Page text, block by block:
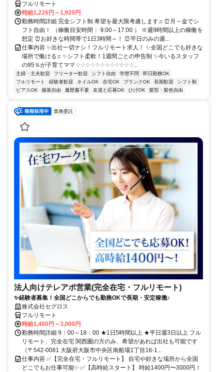
フルリモート
時給1,226円～1,920円
勤務時間詳細 完全シフト制 希望を最大限考慮します♫ ⏰月～金でシ
フト自由！ （稼働目安時間： 9:00～17:00 ） ※週9時間以上の稼働を
想定 ⏰お好きな時間帯で1日3時間～！ ⏰平日のみの週...
仕事内容 ✨出社一切ナシ！フルリモート求人！ ✨全国どこでも好きな
場所で働ける♫ ✨シフト柔軟！1週間ごとの申告制 ✨今いるスタッフ
の95％が子育てママ ༶ ༶ ༶ ༶ ༶ ༶ ༶ ༶ ༶ ༶ ༶ ༶...
主婦・主夫歓迎 フリーター歓迎 シフト自由 学歴不問
即日勤務OK
フルリモート
経験者歓迎 ネイルOK 在宅OK ブランクOK 長期歓迎
シフト制
ピアスOK
服装自由 履歴書不要 友達と応募OK ひげOK 髪型・髪色自由
業務委託
法人向けテレアポ営業(完全在宅・フルリモート)
✨経験者募集！全国どこからでも勤務OKで長期・安定稼働♪
株式会社セグロス
フルリモート
時給1,400円～3,000円
勤務時間詳細 9：00～18：00 ★1日5時間以上 ★平日週3日以上 フル
リモート、完全在宅 関西圏の方のみ、希望があれば出社も可能です
（〒542-0081 大阪府大阪市中央区南船場1丁目16-1...
仕事内容 ✅【完全在宅・フルリモート】 自宅や好きな場所から全国
どこでもお仕事可能✨ ✅【高時給スタート】 時給1400円〜3000円！